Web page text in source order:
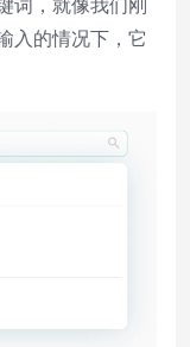
入的情况下，它